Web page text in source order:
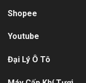
Shopee
Youtube
Đại Lý Ô Tô